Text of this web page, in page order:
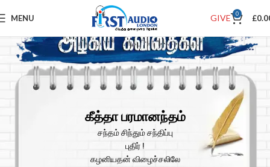
MENU GIVE 0 £
கீத்தா பரமானந்தம்
சந்தம் சிந்தும் சந்திப்பு
புதிர் !
கழனியதன் விழைச்சலிலே